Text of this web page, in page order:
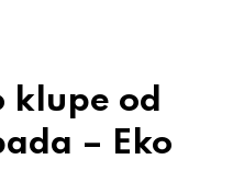
klupe od
– Eko